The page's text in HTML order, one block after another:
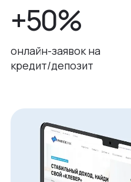
+50%
онлайн-заявок на
кредит/депозит